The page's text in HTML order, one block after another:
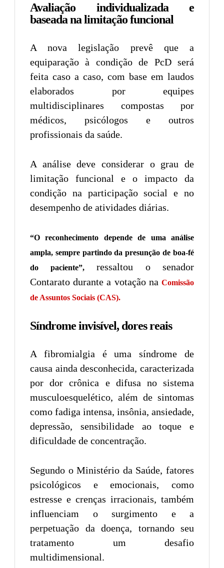
Avaliação individualizada e
baseada na limitação funcional
A nova legislação prevê que a
equiparação à condição de PcD será
feita caso a caso, com base em laudos
elaborados por equipes
multidisciplinares compostas por
médicos, psicólogos e outros
profissionais da saúde.
A análise deve considerar o grau de
limitação funcional e o impacto da
condição na participação social e no
desempenho de atividades diárias.
“O reconhecimento depende de uma análise
ampla, sempre partindo da presunção de boa-fé
do paciente”,ressaltou o senador
Contarato durante a votação na Comissão
de Assuntos Sociais (CAS).
Síndrome invisível, dores reais
A fibromialgia é uma síndrome de
causa ainda desconhecida, caracterizada
por dor crônica e difusa no sistema
musculoesquelético, além de sintomas
como fadiga intensa, insônia, ansiedade,
depressão, sensibilidade ao toque e
dificuldade de concentração.
Segundo o Ministério da Saúde, fatores
psicológicos e emocionais, como
estresse e crenças irracionais, também
influenciam o surgimento e a
perpetuação da doença, tornando seu
tratamento um desafio
multidimensional.